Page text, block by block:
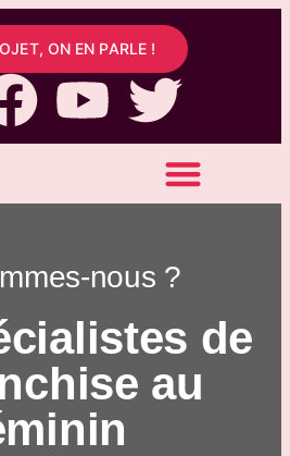
ON EN PARLE !
nous ?
de
au